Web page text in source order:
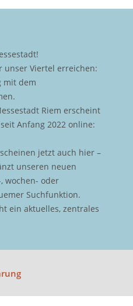
unser Viertel erreichen:
mit dem
Riem erscheint
Anfang 2022 online:
jetzt auch hier –
unseren neuen
wochen- oder
Suchfunktion.
ein aktuelles, zentrales